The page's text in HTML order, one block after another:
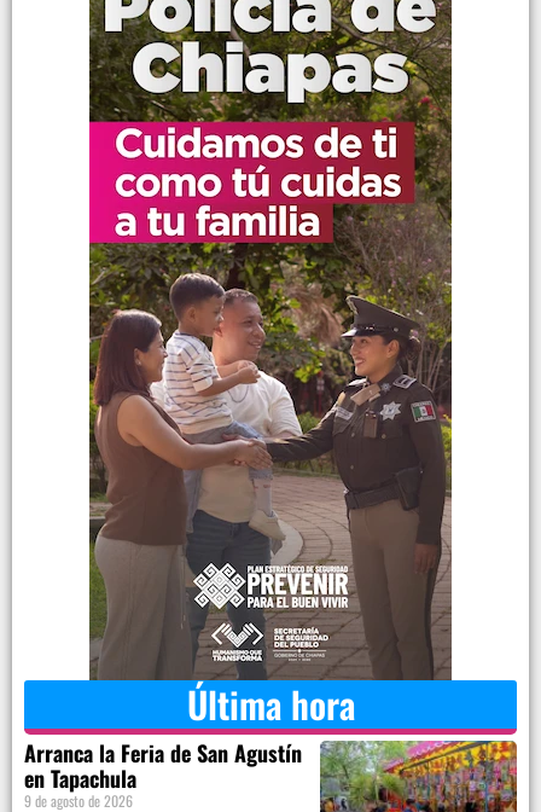
Última hora
Arranca la Feria de San Agustín
en Tapachula
9 de agosto de 2026